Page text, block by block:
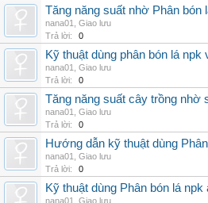
Tăng năng suất nhờ Phân
nana01
Giao lưu
Trả lời:
0
Kỹ thuật dùng phân bón lá
nana01
Giao lưu
Trả lời:
0
Tăng năng suất cây trồng nhờ
nana01
Giao lưu
Trả lời:
0
Hướng dẫn kỹ thuật dùng
nana01
Giao lưu
Trả lời:
0
Kỹ thuật dùng Phân bón lá
nana01
Giao lưu